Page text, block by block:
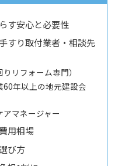
す安心と必要性
すり取付業者・相談先
リフォーム専門）
年以上の地元建設会
マネージャー
用相場
び方